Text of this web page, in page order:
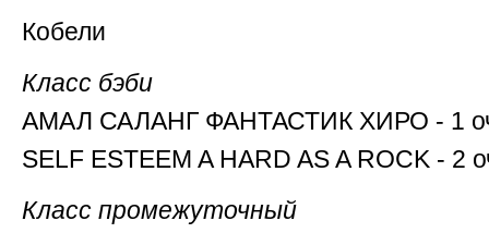
Кобели
Класс бэби
АМАЛ САЛАНГ ФАНТАСТИК ХИРО - 1
SELF ESTEEM A HARD AS A ROCK - 2
Класс промежуточный